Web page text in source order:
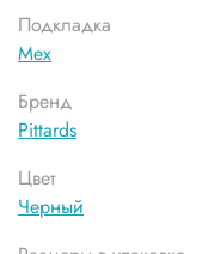
Подкладка
Мех
Бренд
Pittards
Цвет
Черный